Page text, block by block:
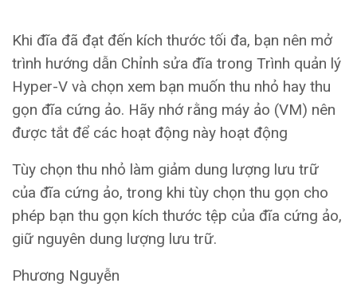
Khi đĩa đã đạt đến kích thước tối đa, bạn nên mở
trình hướng dẫn Chỉnh sửa đĩa trong Trình quản lý
Hyper-V và chọn xem bạn muốn thu nhỏ hay thu
gọn đĩa cứng ảo. Hãy nhớ rằng máy ảo (VM) nên
được tắt để các hoạt động này hoạt động
Tùy chọn thu nhỏ làm giảm dung lượng lưu trữ
của đĩa cứng ảo, trong khi tùy chọn thu gọn cho
phép bạn thu gọn kích thước tệp của đĩa cứng ảo,
giữ nguyên dung lượng lưu trữ.
Phương Nguyễn